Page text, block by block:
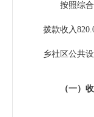
按照综
拨款收入
乡社区公共
（一）